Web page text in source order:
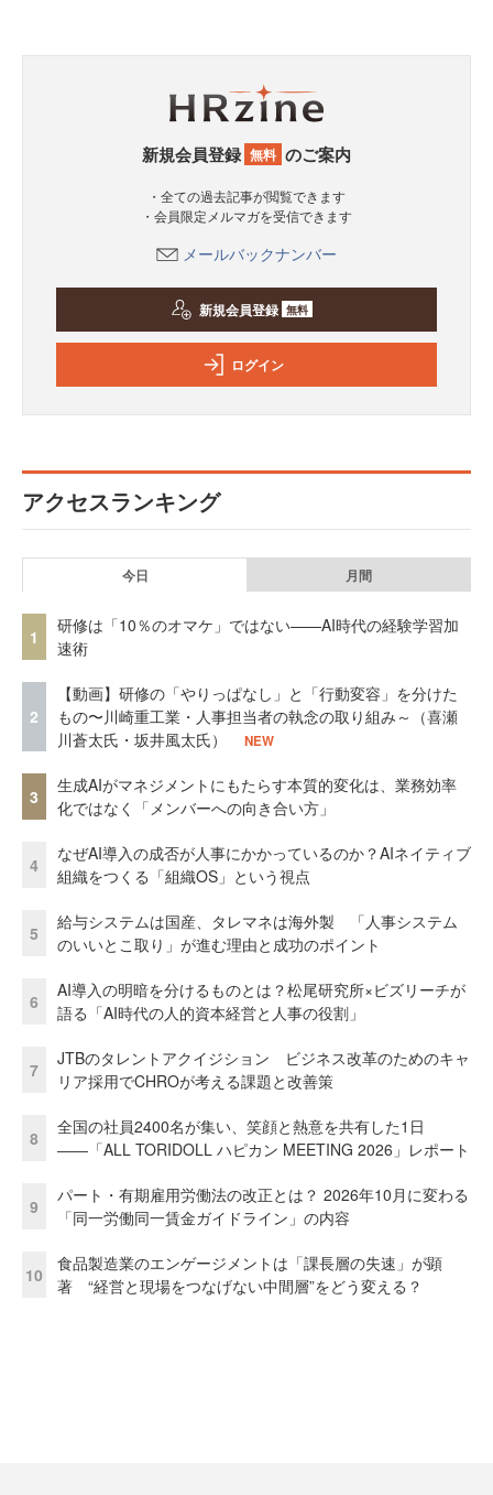
新規会員登録 無料 のご案内
・全ての過去記事が閲覧できます
・会員限定メルマガを受信できます
メールバックナンバー
新規会員登録 無料
ログイン
アクセスランキング
今日 月間
1
研修は「10％のオマケ」ではない——AI時代の経験学習加
速術
2
【動画】研修の「やりっぱなし」と「行動変容」を分けた
もの〜川崎重工業・人事担当者の執念の取り組み～（喜瀬
川蒼太氏・坂井風太氏）
NEW
3
生成AIがマネジメントにもたらす本質的変化は、業務効率
化ではなく「メンバーへの向き合い方」
4
なぜAI導入の成否が人事にかかっているのか？AIネイティブ
組織をつくる「組織OS」という視点
5
給与システムは国産、タレマネは海外製 「人事システム
のいいとこ取り」が進む理由と成功のポイント
6
AI導入の明暗を分けるものとは？松尾研究所×ビズリーチが
語る「AI時代の人的資本経営と人事の役割」
7
JTBのタレントアクイジション ビジネス改革のためのキャ
リア採用でCHROが考える課題と改善策
8
全国の社員2400名が集い、笑顔と熱意を共有した1日
――「ALL TORIDOLL ハピカン MEETING 2026」レポート
9
パート・有期雇用労働法の改正とは？ 2026年10月に変わる
「同一労働同一賃金ガイドライン」の内容
10
食品製造業のエンゲージメントは「課長層の失速」が顕
著 “経営と現場をつなげない中間層”をどう変える？